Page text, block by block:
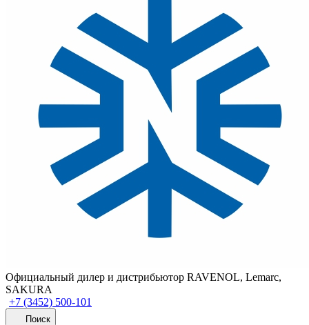
Официальный дилер и дистрибьютор RAVENOL, Lemarc,
SAKURA
+7 (3452) 500-101
Поиск